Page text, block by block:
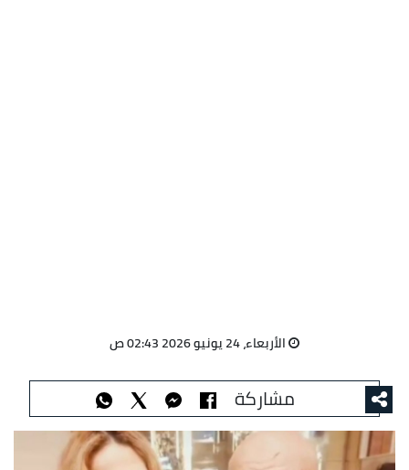
الأربعاء، 24 يونيو 2026 02:43 ص
مشاركة